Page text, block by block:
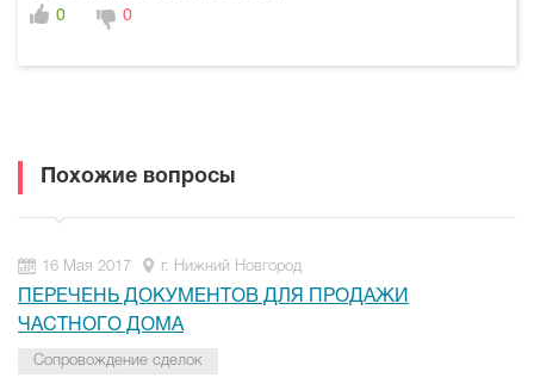
0
0
Похожие вопросы
16 Мая 2017 г. Нижний Новгород
ПЕРЕЧЕНЬ ДОКУМЕНТОВ ДЛЯ ПРОДАЖИ
ЧАСТНОГО ДОМА
Сопровождение сделок